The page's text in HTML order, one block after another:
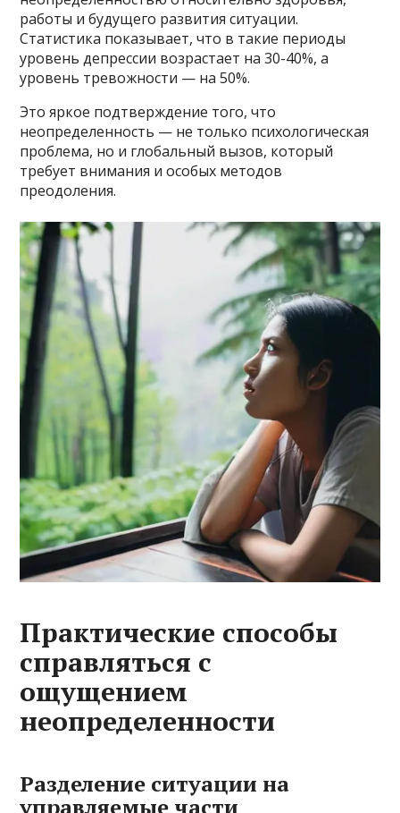
работы и будущего развития ситуации.
Статистика показывает, что в такие периоды
уровень депрессии возрастает на 30-40%, а
уровень тревожности — на 50%.
Это яркое подтверждение того, что
неопределенность — не только психологическая
проблема, но и глобальный вызов, который
требует внимания и особых методов
преодоления.
Практические способы
справляться с
ощущением
неопределенности
Разделение ситуации на
управляемые части